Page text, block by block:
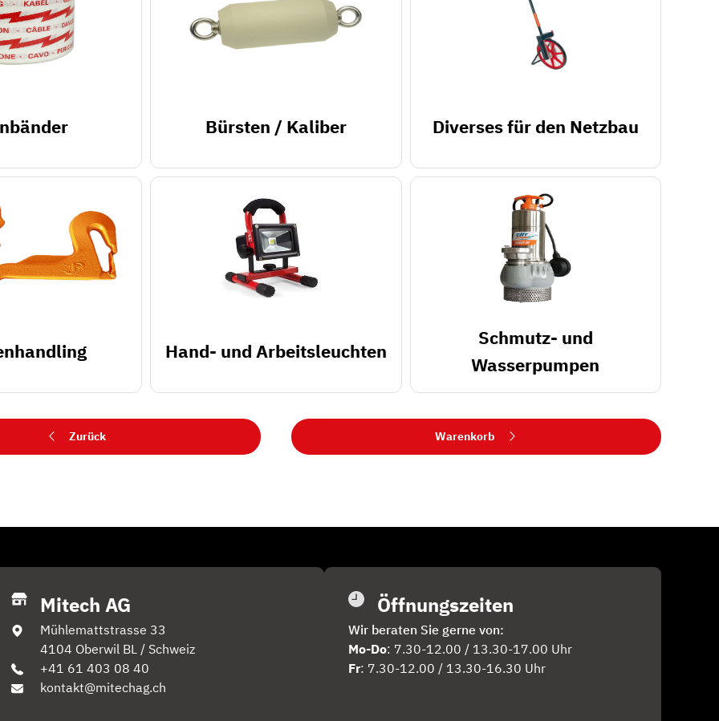
Bürsten / Kaliber Diverses für den Netzbau
Hand- und Arbeitsleuchten
Schmutz- und
Wasserpumpen
Zurück Warenkorb
Mitech AG
Mühlemattstrasse 33
4104 Oberwil BL / Schweiz
+41 61 403 08 40
kontakt@mitechag.ch
Öffnungszeiten
Wir beraten Sie gerne von:
Mo-Do: 7.30-12.00 / 13.30-17.00 Uhr
Fr: 7.30-12.00 / 13.30-16.30 Uhr